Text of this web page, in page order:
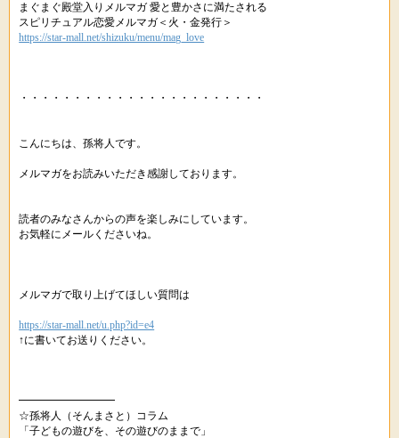
まぐまぐ殿堂入りメルマガ 愛と豊かさに満たされる
スピリチュアル恋愛メルマガ＜火・金発行＞
https://star-mall.net/shizuku/menu/mag_love
・・・・・・・・・・・・・・・・・・・・・・・
こんにちは、孫将人です。
メルマガをお読みいただき感謝しております。
読者のみなさんからの声を楽しみにしています。
お気軽にメールくださいね。
メルマガで取り上げてほしい質問は
https://star-mall.net/u.php?id=e4
↑に書いてお送りください。
━━━━━━━━━
☆孫将人（そんまさと）コラム
「子どもの遊びを、その遊びのままで」